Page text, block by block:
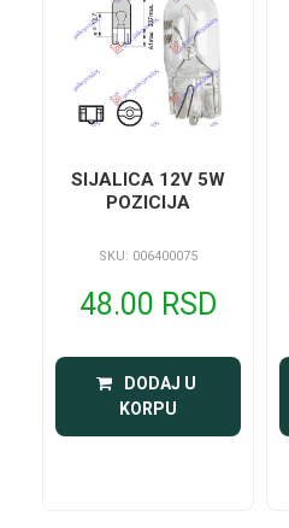
SIJALICA 12V 5W
POZICIJA
SKU: 006400075
48.00 RSD
DODAJ U
KORPU